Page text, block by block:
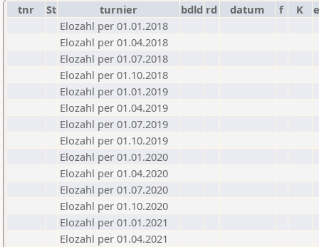
tnr St turnier bdld rd datum f K
Elozahl per 01.01.2018
Elozahl per 01.04.2018
Elozahl per 01.07.2018
Elozahl per 01.10.2018
Elozahl per 01.01.2019
Elozahl per 01.04.2019
Elozahl per 01.07.2019
Elozahl per 01.10.2019
Elozahl per 01.01.2020
Elozahl per 01.04.2020
Elozahl per 01.07.2020
Elozahl per 01.10.2020
Elozahl per 01.01.2021
Elozahl per 01.04.2021